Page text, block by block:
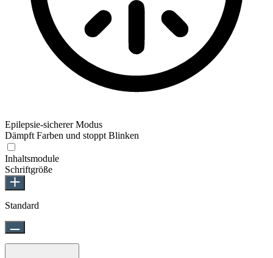
Epilepsie-sicherer Modus
Dämpft Farben und stoppt Blinken
Inhaltsmodule
Schriftgröße
Standard